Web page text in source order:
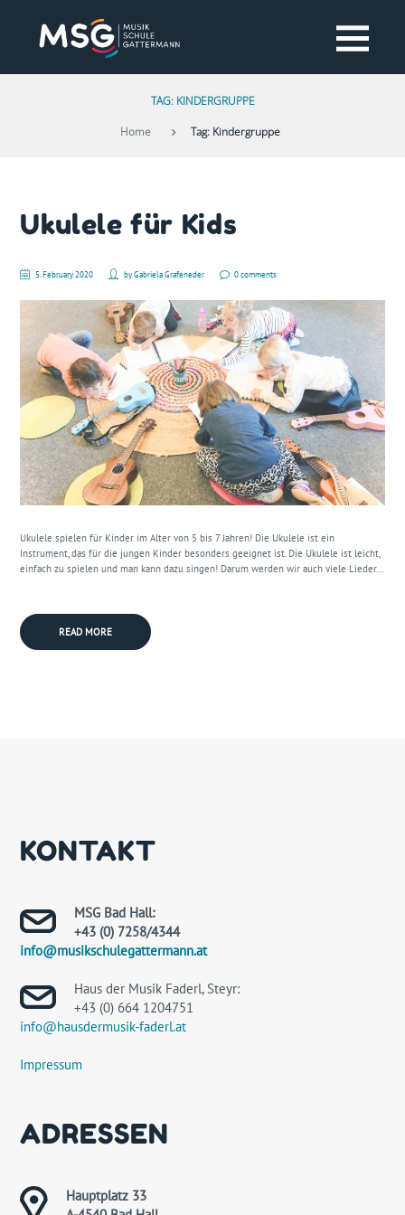
TAG: KINDERGRUPPE
Home Tag: Kindergruppe
Ukulele für Kids
5. February 2020 byGabriela Grafeneder 0 comments
Ukulele spielen für Kinder im Alter von 5 bis 7 Jahren! Die Ukulele ist ein
Instrument, das für die jungen Kinder besonders geeignet ist. Die Ukulele ist leicht,
einfach zu spielen und man kann dazu singen! Darum werden wir auch viele Lieder...
READ MORE
KONTAKT
MSG Bad Hall:
+43 (0) 7258/4344
info@musikschulegattermann.at
Haus der Musik Faderl, Steyr:
+43 (0) 664 1204751
info@hausdermusik-faderl.at
Impressum
ADRESSEN
Hauptplatz 33